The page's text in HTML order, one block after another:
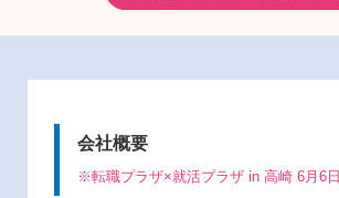
会社概要
※転職プラザ×就活プラザ in 高崎 6月6